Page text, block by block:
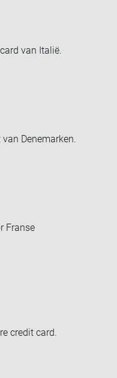
van Italië.
Denemarken.
Franse
credit card.